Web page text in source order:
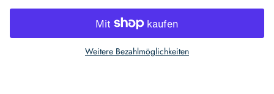
Weitere Bezahlmöglichkeiten